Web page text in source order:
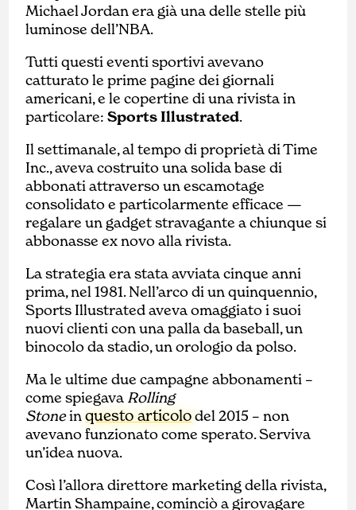
Michael Jordan era già una delle stelle più
luminose dell’NBA.
Tutti questi eventi sportivi avevano
catturato le prime pagine dei giornali
americani, e le copertine di una rivista in
particolare:Sports Illustrated.
Il settimanale, al tempo di proprietà di Time
Inc., aveva costruito una solida base di
abbonati attraverso un escamotage
consolidato e particolarmente efficace —
regalare un gadget stravagante a chiunque si
abbonasse ex novo alla rivista.
La strategia era stata avviata cinque anni
prima, nel 1981. Nell’arco di un quinquennio,
Sports Illustrated aveva omaggiato i suoi
nuovi clienti con una palla da baseball, un
binocolo da stadio, un orologio da polso.
Ma le ultime due campagne abbonamenti –
come spiegava Rolling
Stoneinquesto articolodel 2015 – non
avevano funzionato come sperato. Serviva
un’idea nuova.
Così l’allora direttore marketing della rivista,
Martin Shampaine, cominciò a girovagare